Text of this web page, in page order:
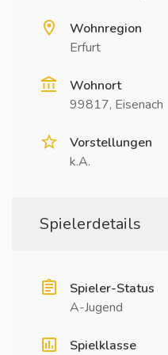
Wohnregion
Erfurt
Wohnort
99817, Eisenach
Vorstellungen
k.A.
Spielerdetails
Spieler-Status
A-Jugend
Spielklasse